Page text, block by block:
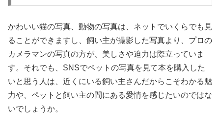
かわいい猫の写真、動物の写真は、ネットでいくらでも見
ることができますし、飼い主が撮影した写真より、プロの
カメラマンの写真の方が、美しさや迫力は際立っていま
す。それでも、SNSでペットの写真を見て本を購入した
いと思う人は、近くにいる飼い主さんだからこそわかる魅
力や、ペットと飼い主の間にある愛情を感じたいのではな
いでしょうか。